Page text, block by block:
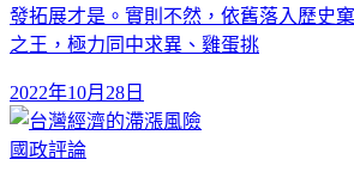
發拓展才是。實則不然，依舊落入歷史
之王，極力同中求異、雞蛋挑
2022年10月28日
國政評論